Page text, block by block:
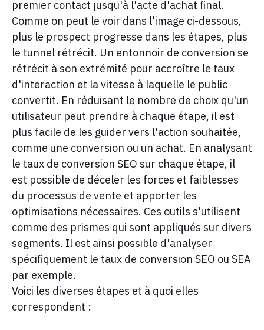
premier contact jusqu'à l'acte d'achat final.
Comme on peut le voir dans l'image ci-dessous,
plus le prospect progresse dans les étapes, plus
le tunnel rétrécit. Un entonnoir de conversion se
rétrécit à son extrémité pour accroître le taux
d'interaction et la vitesse à laquelle le public
convertit. En réduisant le nombre de choix qu'un
utilisateur peut prendre à chaque étape, il est
plus facile de les guider vers l'action souhaitée,
comme une conversion ou un achat. En analysant
le taux de conversion SEO sur chaque étape, il
est possible de déceler les forces et faiblesses
du processus de vente et apporter les
optimisations nécessaires. Ces outils s'utilisent
comme des prismes qui sont appliqués sur divers
segments. Il est ainsi possible d'analyser
spécifiquement le taux de conversion SEO ou SEA
par exemple.
Voici les diverses étapes et à quoi elles
correspondent :